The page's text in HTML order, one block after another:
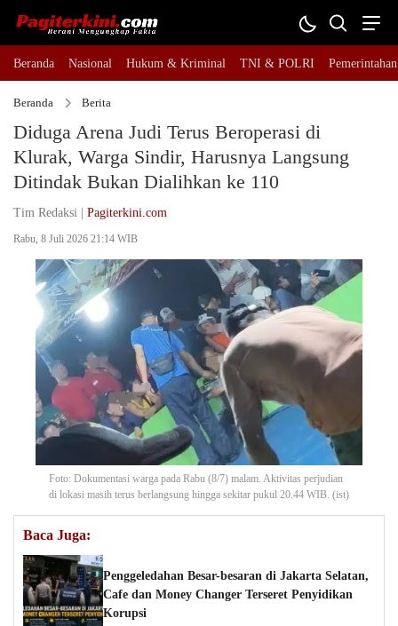
Beranda Nasional Hukum & Kriminal TNI & POLRI Pemerintahan
Beranda Berita
Diduga Arena Judi Terus Beroperasi di
Klurak, Warga Sindir, Harusnya Langsung
Ditindak Bukan Dialihkan ke 110
Tim Redaksi | Pagiterkini.com
Rabu, 8 Juli 2026 21:14 WIB
Foto: Dokumentasi warga pada Rabu (8/7) malam. Aktivitas perjudian
di lokasi masih terus berlangsung hingga sekitar pukul 20.44 WIB. (ist)
Baca Juga:
Penggeledahan Besar-besaran di Jakarta Selatan,
Cafe dan Money Changer Terseret Penyidikan
Korupsi